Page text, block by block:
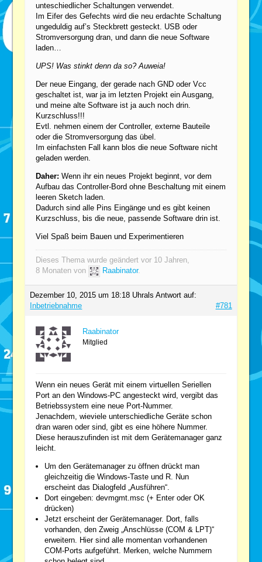
unteschiedlicher Schaltungen verwendet.
Im Eifer des Gefechts wird die neu erdachte Schaltung
ungeduldig auf’s Steckbrett gesteckt. USB oder
Stromversorgung dran, und dann die neue Software
laden…
UPS! Was stinkt denn da so? Auweia!
Der neue Eingang, der gerade nach GND oder Vcc
geschaltet ist, war ja im letzten Projekt ein Ausgang,
und meine alte Software ist ja auch noch drin.
Kurzschluss!!!
Evtl. nehmen einem der Controller, externe Bauteile
oder die Stromversorgung das übel.
Im einfachsten Fall kann blos die neue Software nicht
geladen werden.
Daher: Wenn ihr ein neues Projekt beginnt, vor dem
Aufbau das Controller-Bord ohne Beschaltung mit einem
leeren Sketch laden.
Dadurch sind alle Pins Eingänge und es gibt keinen
Kurzschluss, bis die neue, passende Software drin ist.
Viel Spaß beim Bauen und Experimentieren
Dieses Thema wurde geändert vor 10 Jahren,
8 Monaten von
Raabinator.
Dezember 10, 2015 um 18:18 Uhrals Antwort auf:
Inbetriebnahme
#781
Raabinator
Mitglied
Wenn ein neues Gerät mit einem virtuellen Seriellen
Port an den Windows-PC angesteckt wird, vergibt das
Betriebssystem eine neue Port-Nummer.
Jenachdem, wieviele unterschiedliche Geräte schon
dran waren oder sind, gibt es eine höhere Nummer.
Diese herauszufinden ist mit dem Gerätemanager ganz
leicht.
Um den Gerätemanager zu öffnen drückt man
gleichzeitig die Windows-Taste und R. Nun
erscheint das Dialogfeld „Ausführen“.
Dort eingeben: devmgmt.msc (+ Enter oder OK
drücken)
Jetzt erscheint der Gerätemanager. Dort, falls
vorhanden, den Zweig „Anschlüsse (COM & LPT)“
erweitern. Hier sind alle momentan vorhandenen
COM-Ports aufgeführt. Merken, welche Nummern